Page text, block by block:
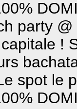
party
!
spot le